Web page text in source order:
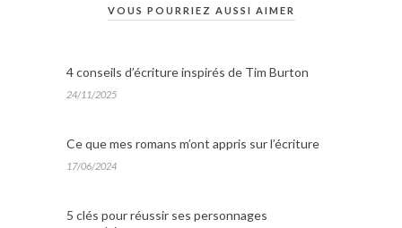
VOUS POURRIEZ AUSSI AIMER
4 conseils d’écriture inspirés de Tim Burton
24/11/2025
Ce que mes romans m’ont appris sur l’écriture
17/06/2024
5 clés pour réussir ses personnages